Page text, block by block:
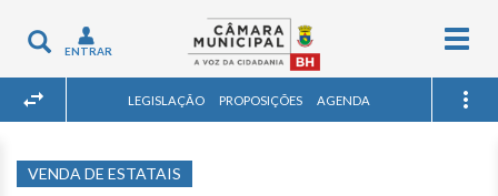
Toggle
navigation
ENTRAR
LEGISLAÇÃO PROPOSIÇÕES AGENDA
VENDA DE ESTATAIS